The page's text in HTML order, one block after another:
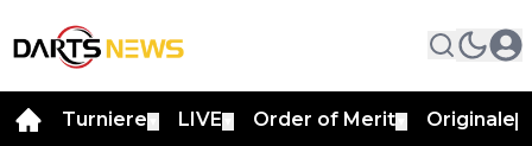
Turniere LIVE Order of Merit Originale